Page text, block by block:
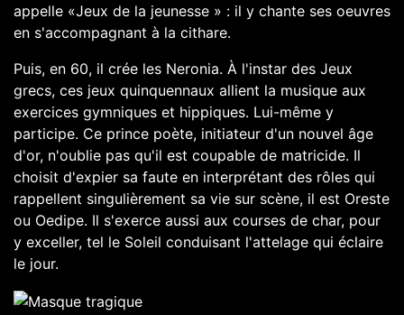
appelle «Jeux de la jeunesse » : il y chante ses oeuvres
en s'accompagnant à la cithare.
Puis, en 60, il crée les Neronia. À l'instar des Jeux
grecs, ces jeux quinquennaux allient la musique aux
exercices gymniques et hippiques. Lui-même y
participe. Ce prince poète, initiateur d'un nouvel âge
d'or, n'oublie pas qu'il est coupable de matricide. Il
choisit d'expier sa faute en interprétant des rôles qui
rappellent singulièrement sa vie sur scène, il est Oreste
ou Oedipe. Il s'exerce aussi aux courses de char, pour
y exceller, tel le Soleil conduisant l'attelage qui éclaire
le jour.